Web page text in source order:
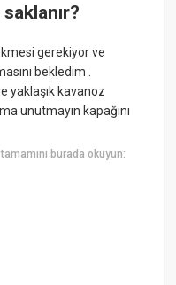
gerekiyor ve
bekledim .
yaklaşık kavanoz
unutmayın kapağını
tamamını burada okuyun: